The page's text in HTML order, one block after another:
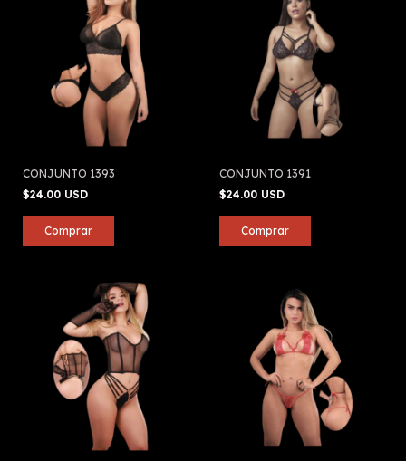
CONJUNTO 1393
$24.00 USD
CONJUNTO 1391
$24.00 USD